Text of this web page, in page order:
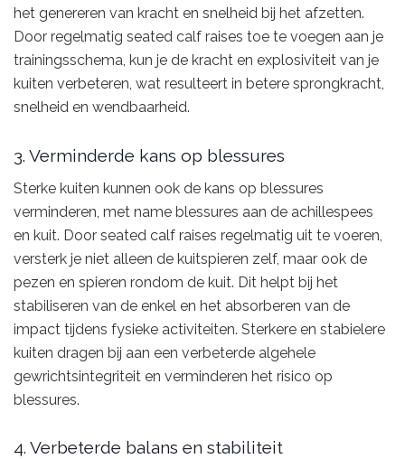
het genereren van kracht en snelheid bij het afzetten.
Door regelmatig seated calf raises toe te voegen aan je
trainingsschema, kun je de kracht en explosiviteit van je
kuiten verbeteren, wat resulteert in betere sprongkracht,
snelheid en wendbaarheid.
3. Verminderde kans op blessures
Sterke kuiten kunnen ook de kans op blessures
verminderen, met name blessures aan de achillespees
en kuit. Door seated calf raises regelmatig uit te voeren,
versterk je niet alleen de kuitspieren zelf, maar ook de
pezen en spieren rondom de kuit. Dit helpt bij het
stabiliseren van de enkel en het absorberen van de
impact tijdens fysieke activiteiten. Sterkere en stabielere
kuiten dragen bij aan een verbeterde algehele
gewrichtsintegriteit en verminderen het risico op
blessures.
4. Verbeterde balans en stabiliteit